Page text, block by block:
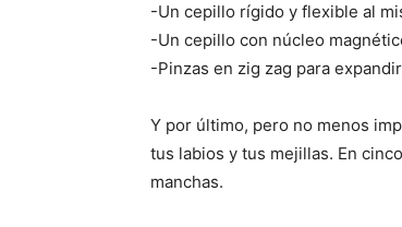
-Un cepillo rígido y flexible al
-Un cepillo con núcleo
-Pinzas en zig zag para
Y por último, pero no menos
tus labios y tus mejillas. En
manchas.